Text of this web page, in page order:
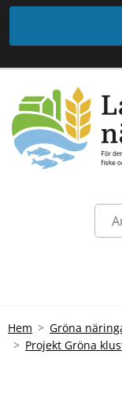
Hem Gröna
Projekt Gröna